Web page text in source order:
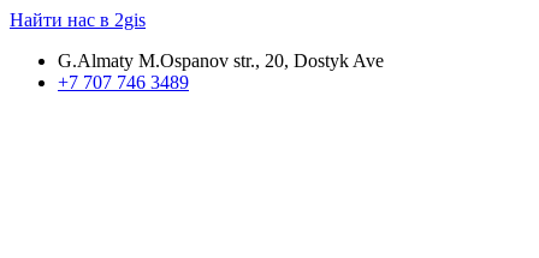
Найти нас в 2gis
G.Almaty M.Ospanov str., 20, Dostyk Ave
+7 707 746 3489